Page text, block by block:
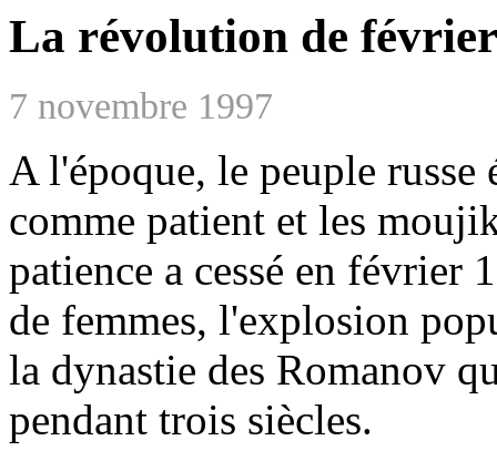
La révolution de
7 novembre 1997
A l'époque, le peuple
comme patient et les
patience a cessé en février
de femmes, l'explosion
la dynastie des Romanov
pendant trois siècles.